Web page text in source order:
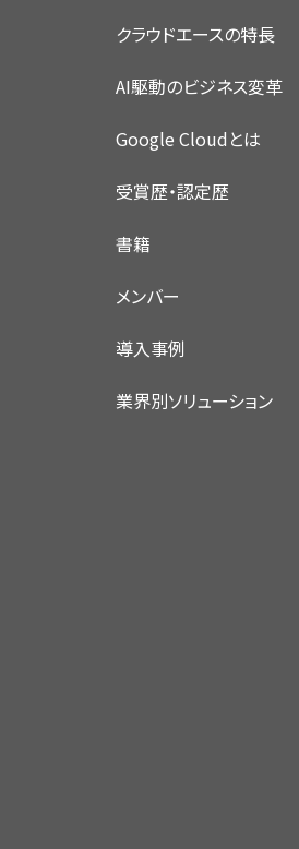
クラウドエースの特長
AI駆動のビジネス変革
Google Cloudとは
受賞歴・認定歴
書籍
メンバー
導入事例
業界別ソリューション